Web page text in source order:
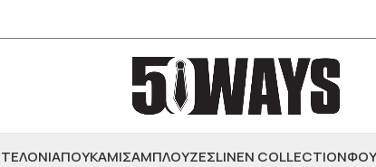
ΠΟΥΚΑΜΙΣΑΜΠΛΟΥΖΕΣLINEN COLLECTION